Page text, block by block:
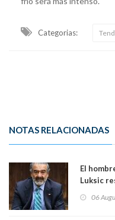
Categorias:
NOTAS RELACIONADAS
El
Luksic
día que
06